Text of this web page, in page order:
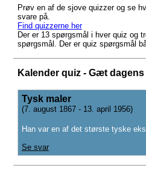
Prøv en af de sjove quizzer og se
svare på.
Find quizzerne her
Der er 13 spørgsmål i hver quiz og
spørgsmål. Der er quiz spørgsmål
Kalender quiz - Gæt
Tysk maler
(7. august 1867 - 13. april 1956)
Han var en af det største tyske
Se svar